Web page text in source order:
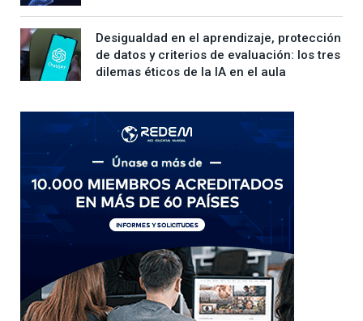
Desigualdad en el aprendizaje, protección
de datos y criterios de evaluación: los tres
dilemas éticos de la IA en el aula